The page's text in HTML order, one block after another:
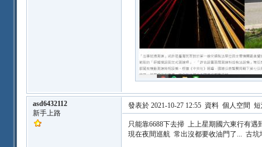
asd6432112
新手上路
發表於 2021-10-27 12:55 資料 個人空間 短
只能靠6688下去掃 上上星期國六東行有
現在夜間巡航 常出沒都要收油門了... 古坑